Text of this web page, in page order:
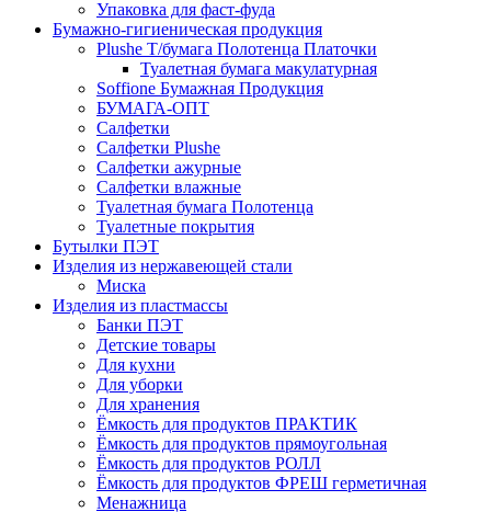
Упаковка для фаст-фуда
Бумажно-гигиеническая продукция
Plushe Т/бумага Полотенца Платочки
Туалетная бумага макулатурная
Soffione Бумажная Продукция
БУМАГА-ОПТ
Салфетки
Салфетки Plushe
Салфетки ажурные
Салфетки влажные
Туалетная бумага Полотенца
Туалетные покрытия
Бутылки ПЭТ
Изделия из нержавеющей стали
Миска
Изделия из пластмассы
Банки ПЭТ
Детские товары
Для кухни
Для уборки
Для хранения
Ёмкость для продуктов ПРАКТИК
Ёмкость для продуктов прямоугольная
Ёмкость для продуктов РОЛЛ
Ёмкость для продуктов ФРЕШ герметичная
Менажница